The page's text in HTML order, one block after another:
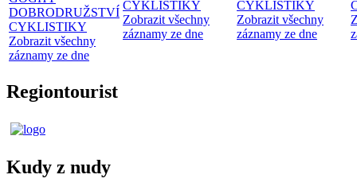
DOBRODRUŽSTVÍ
CYKLISTIKY
Zobrazit všechny
záznamy ze dne
CYKLISTIKY
Zobrazit všechny
záznamy ze dne
CYKLISTIKY
Zobrazit všechny
záznamy ze dne
Regiontourist
Kudy z nudy